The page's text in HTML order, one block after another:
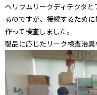
ヘリウムリークディテクタ
るのですが、接続するため
作って検査しました。
製品に応じたリーク検査治具